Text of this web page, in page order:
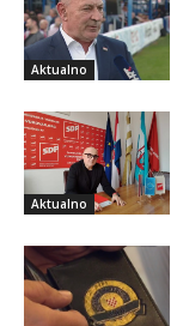
Aktualno
Aktualno